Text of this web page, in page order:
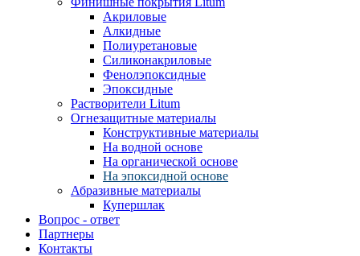
Акриловые
Алкидные
Полиуретановые
Силиконакриловые
Фенолэпоксидные
Эпоксидные
Растворители Litum
Огнезащитные материалы
Конструктивные материалы
На водной основе
На органической основе
На эпоксидной основе
Абразивные материалы
Купершлак
Вопрос - ответ
Партнеры
Контакты